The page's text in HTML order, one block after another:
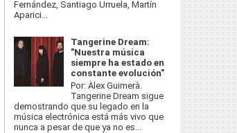
Fernández, Santiago Urruela, Martín
Aparici...
Tangerine Dream:
"Nuestra música
siempre ha estado en
constante evolución"
Por: Àlex Guimerà.
Tangerine Dream sigue
demostrando que su legado en la
música electrónica está más vivo que
nunca a pesar de que ya no es...